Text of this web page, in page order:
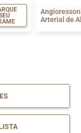
Arterial de